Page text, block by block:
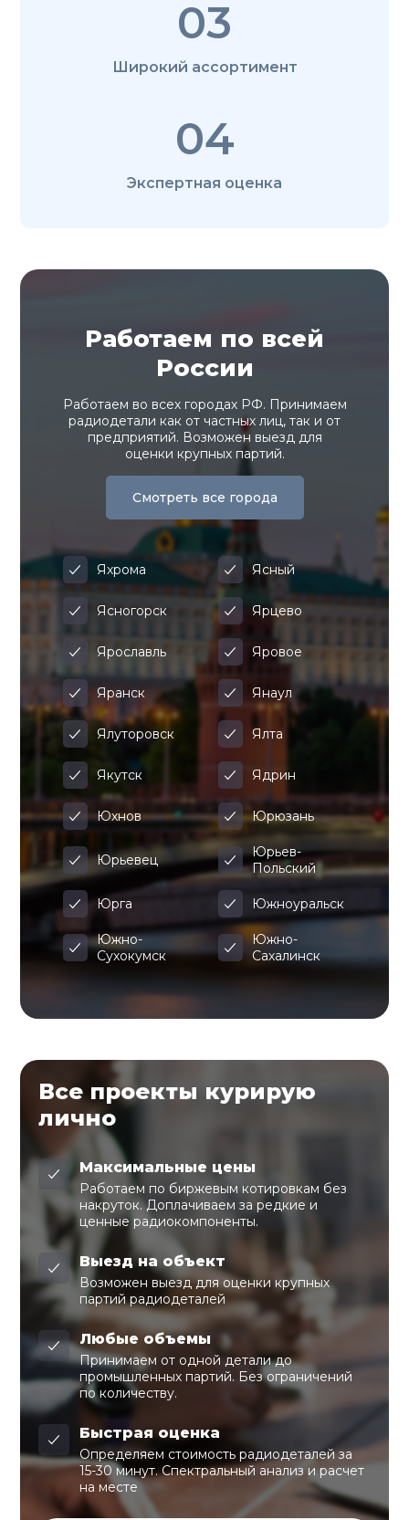
03
Широкий ассортимент
04
Экспертная оценка
Работаем по всей
России
Работаем во всех городах РФ. Принимаем
радиодетали как от частных лиц, так и от
предприятий. Возможен выезд для
оценки крупных партий.
Смотреть все города
Яхрома Ясный
Ясногорск Ярцево
Ярославль Яровое
Яранск Янаул
Ялуторовск Ялта
Якутск Ядрин
Юхнов Юрюзань
Юрьевец
Юрьев-
Польский
Юрга Южноуральск
Южно-
Сухокумск
Южно-
Сахалинск
Все проекты курирую
лично
Максимальные цены
Работаем по биржевым котировкам без
накруток. Доплачиваем за редкие и
ценные радиокомпоненты.
Выезд на объект
Возможен выезд для оценки крупных
партий радиодеталей
Любые объемы
Принимаем от одной детали до
промышленных партий. Без ограничений
по количеству.
Быстрая оценка
Определяем стоимость радиодеталей за
15-30 минут. Спектральный анализ и расчет
на месте